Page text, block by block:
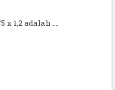
1,2 adalah ....